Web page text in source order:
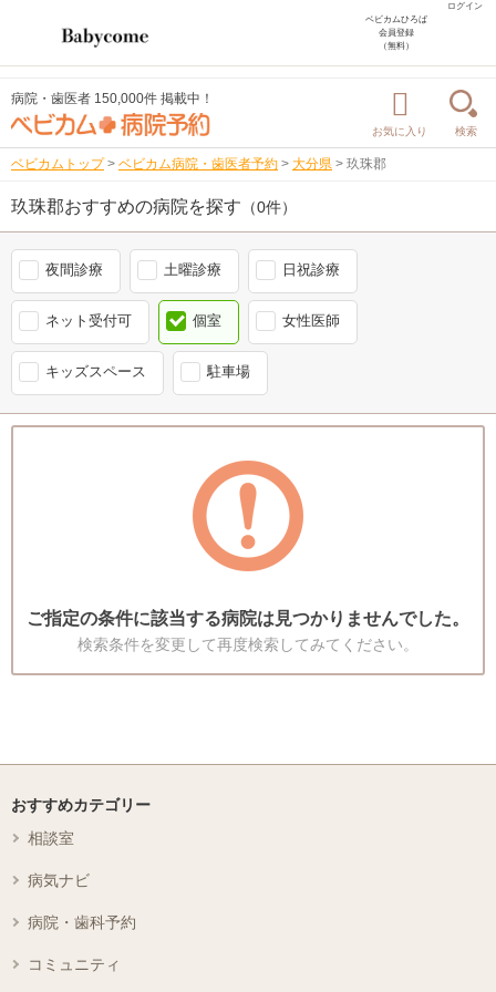
ログイン
ベビカムひろば
会員登録
（無料）
病院・歯医者 150,000件 掲載中！
お気に入り 検索
ベビカムトップ > ベビカム病院・歯医者予約 > 大分県 > 玖珠郡
玖珠郡おすすめの病院を探す （0件）
夜間診療 土曜診療 日祝診療
ネット受付可 個室 女性医師
キッズスペース 駐車場
ご指定の条件に該当する病院は見つかりませんでした。
検索条件を変更して再度検索してみてください。
おすすめカテゴリー
相談室
病気ナビ
病院・歯科予約
コミュニティ